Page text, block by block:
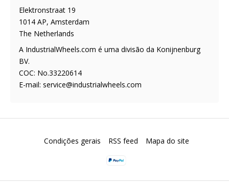
Elektronstraat 19
1014 AP, Amsterdam
The Netherlands
A IndustrialWheels.com é uma divisão da Konijnenburg
BV.
COC: No.33220614
E-mail: service@industrialwheels.com
Condições gerais RSS feed Mapa do site